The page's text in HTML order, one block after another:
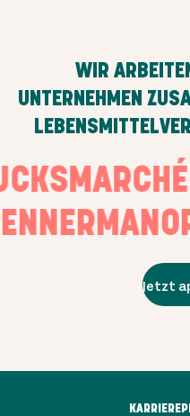
WIR
UNTERNEHMEN
MANOR
Jetzt
KARRIERE